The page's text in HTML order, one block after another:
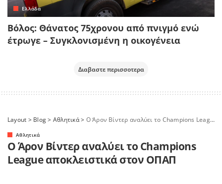
Ελλάδα
Βόλος: Θάνατος 75χρονου από πνιγμό ενώ
έτρωγε – Συγκλονισμένη η οικογένεια
Διαβαστε περισσοτερα
Layout > Blog> Αθλητικά> Ο Άρον Βίντερ αναλύει το Champions League αποκλειστικά στον ΟΠΑΠ
Αθλητικά
Ο Άρον Βίντερ αναλύει το Champions
League αποκλειστικά στον ΟΠΑΠ